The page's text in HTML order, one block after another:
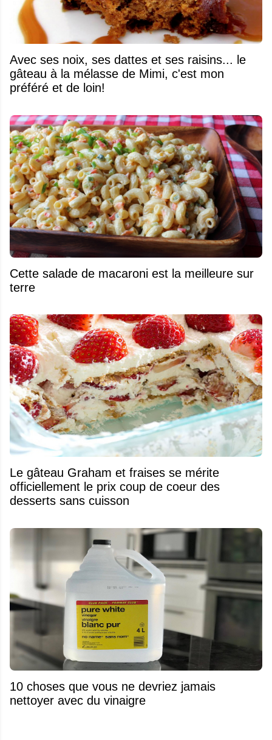
Avec ses noix, ses dattes et ses raisins... le
gâteau à la mélasse de Mimi, c'est mon
préféré et de loin!
Cette salade de macaroni est la meilleure sur
terre
Le gâteau Graham et fraises se mérite
officiellement le prix coup de coeur des
desserts sans cuisson
10 choses que vous ne devriez jamais
nettoyer avec du vinaigre